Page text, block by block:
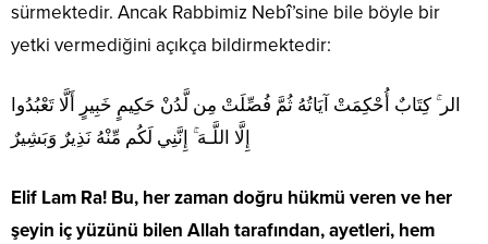
sürmektedir. Ancak Rabbimiz Nebî’sine bile böyle bir
yetki vermediğini açıkça bildirmektedir:
الر ۚ كِتَابٌ أُحْكِمَتْ آيَاتُهُ ثُمَّ فُصِّلَتْ مِن لَّدُنْ حَكِيمٍ خَبِيرٍ أَلَّا تَعْبُدُوا
إِلَّا اللَّـهَ ۚ إِنَّنِي لَكُم مِّنْهُ نَذِيرٌ وَبَشِيرٌ
Elif Lam Ra! Bu, her zaman doğru hükmü veren ve her
şeyin iç yüzünü bilen Allah tarafından, ayetleri, hem